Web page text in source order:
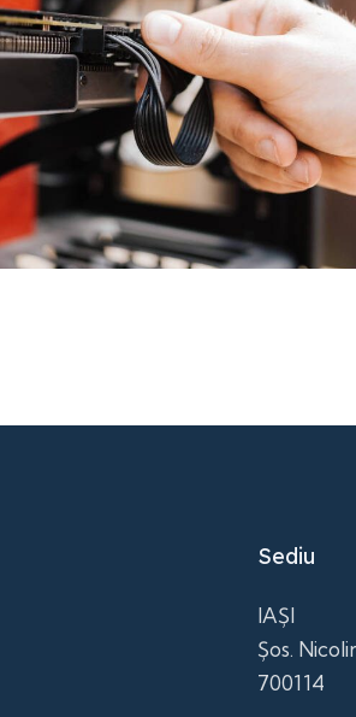
Finanțare Și
Servicii IT
Sediu
IAȘI
Șos.
700114